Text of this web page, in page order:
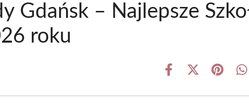
Gdańsk – Najlepsze
roku
Share
Share
(Twitter)
Share